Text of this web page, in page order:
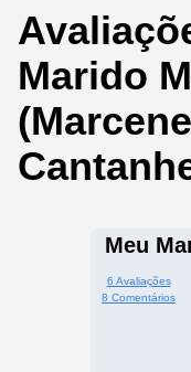
Marido
Meu
6 Avaliações
8 Comentários